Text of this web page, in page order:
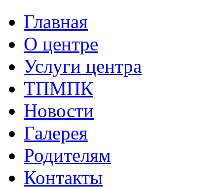
Главная
О центре
Услуги центра
ТПМПК
Новости
Галерея
Родителям
Контакты